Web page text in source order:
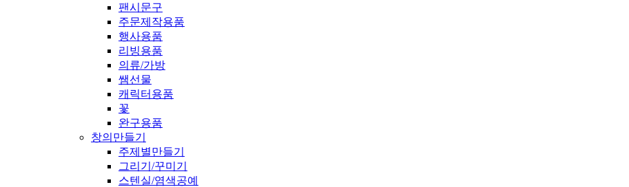
팬시문구
주문제작용품
행사용품
리빙용품
의류/가방
쌤선물
캐릭터용품
꽃
완구용품
창의만들기
주제별만들기
그리기/꾸미기
스텐실/염색공예